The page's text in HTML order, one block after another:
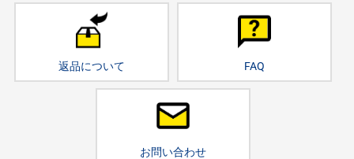
返品について FAQ
お問い合わせ